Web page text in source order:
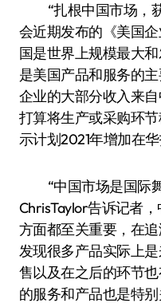
“扎根中国市场，
会近期发布的《美国
国是世界上规模最大
是美国产品和服务的
企业的大部分收入来
打算将生产或采购环
示计划2021年增加在华
“中国市场是国际
ChrisTaylor告诉记者
方面都至关重要，在
发现很多产品实际上
售以及在之后的环节
的服务和产品也是特别